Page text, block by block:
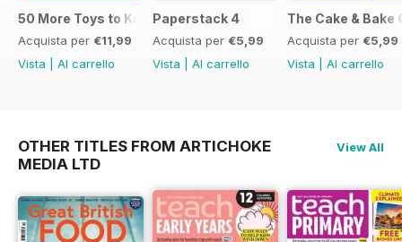
50 More Toys to Knit
Acquista per €11,99
Vista
Al carrello
Paperstack 4
Acquista per €5,99
Vista
Al carrello
The Cake &
Acquista per €5,99
Vista
Al carrello
OTHER TITLES FROM ARTICHOKE
MEDIA LTD
View All